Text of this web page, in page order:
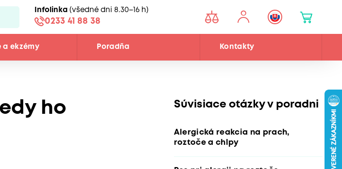
Infolinka (všedné dni 8.30–16 h)
0233 41 88 38
a ekzémy Poradňa Kontakty
ho
Súvisiace otázky v poradni
Alergická reakcia na prach,
roztoče a chlpy